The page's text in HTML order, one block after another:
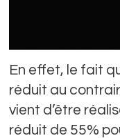
En effet, le fait
réduit au
vient d’être
réduit de 55%